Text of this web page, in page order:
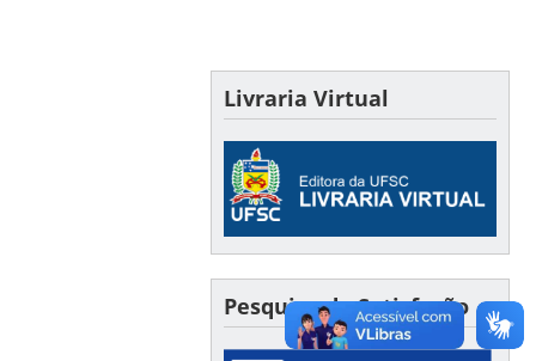
Livraria Virtual
Pesquisa de Satisfação